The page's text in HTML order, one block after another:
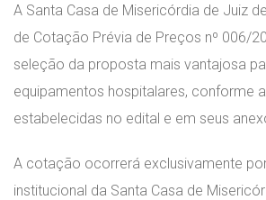
A Santa Casa de Misericórdia de Juiz
de Cotação Prévia de Preços nº 006/
seleção da proposta mais vantajosa
equipamentos hospitalares, conforme
estabelecidas no edital e em seus
A cotação ocorrerá exclusivamente
institucional da Santa Casa de